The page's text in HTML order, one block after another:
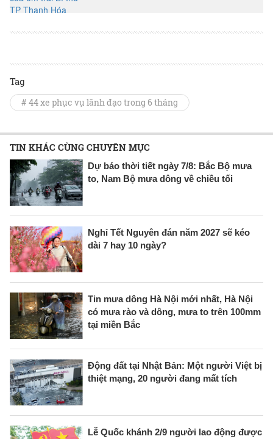
Tag
# 44 xe phục vụ lãnh đạo trong 6 tháng
TIN KHÁC CÙNG CHUYÊN MỤC
Dự báo thời tiết ngày 7/8: Bắc Bộ mưa
to, Nam Bộ mưa dông về chiều tối
Nghỉ Tết Nguyên đán năm 2027 sẽ kéo
dài 7 hay 10 ngày?
Tin mưa dông Hà Nội mới nhất, Hà Nội
có mưa rào và dông, mưa to trên 100mm
tại miền Bắc
Động đất tại Nhật Bản: Một người Việt bị
thiệt mạng, 20 người đang mất tích
Lễ Quốc khánh 2/9 người lao động được